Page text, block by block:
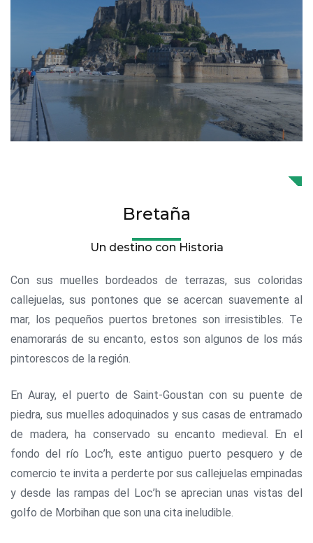
Bretaña
Un destino con Historia
Con sus muelles bordeados de terrazas, sus coloridas
callejuelas, sus pontones que se acercan suavemente al
mar, los pequeños puertos bretones son irresistibles. Te
enamorarás de su encanto, estos son algunos de los más
pintorescos de la región.
En Auray, el puerto de Saint-Goustan con su puente de
piedra, sus muelles adoquinados y sus casas de entramado
de madera, ha conservado su encanto medieval. En el
fondo del río Loc’h, este antiguo puerto pesquero y de
comercio te invita a perderte por sus callejuelas empinadas
y desde las rampas del Loc’h se aprecian unas vistas del
golfo de Morbihan que son una cita ineludible.